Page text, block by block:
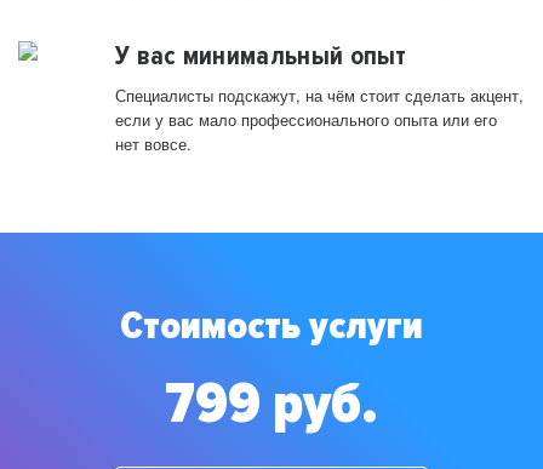
У вас минимальный опыт
Специалисты подскажут, на чём стоит сделать акцент,
если у вас мало профессионального опыта или его
нет вовсе.
Стоимость услуги
799 руб.